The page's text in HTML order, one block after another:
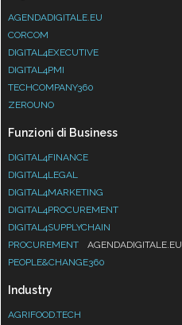
AGENDADIGITALE.EU
CORCOM
DIGITAL4EXECUTIVE
DIGITAL4PMI
TECHCOMPANY360
ZEROUNO
Funzioni di Business
DIGITAL4FINANCE
DIGITAL4LEGAL
DIGITAL4MARKETING
DIGITAL4PROCUREMENT
DIGITAL4SUPPLYCHAIN
PROCUREMENT
AGENDADIGITALE.EU
PEOPLE&CHANGE360
Industry
AGRIFOOD.TECH